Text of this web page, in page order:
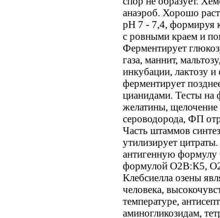
анаэроб. Хорошо
рН 7 - 7,4, формируя
с ровными краем и
Ферментирует
газа, маннит,
инкубации, лактозу
ферментирует
цианидами. Тесты на
желатины, щелочение
сероводорода, ФП
Часть штаммов
утилизирует
антигенную
формулой О2В:К5,
Клебсиелла озены
человека,
температуре,
аминогликозидам,